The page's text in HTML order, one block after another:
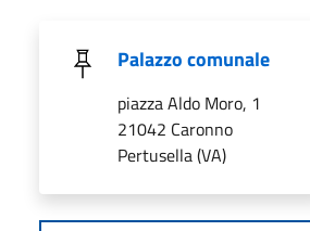
Palazzo comunale
piazza Aldo Moro, 1
21042 Caronno
Pertusella (VA)